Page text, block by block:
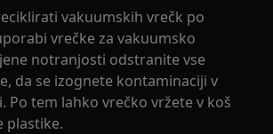
vakuumskih vrečk po
vrečke za vakuumsko
notranjosti odstranite vse
da se izognete kontaminaciji v
Po tem lahko vrečko vržete v koš
plastike.